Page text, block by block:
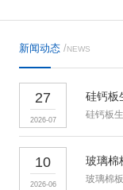
新闻动态 /NEWS
27
2026-07
硅钙板
10
2026-06
玻璃棉